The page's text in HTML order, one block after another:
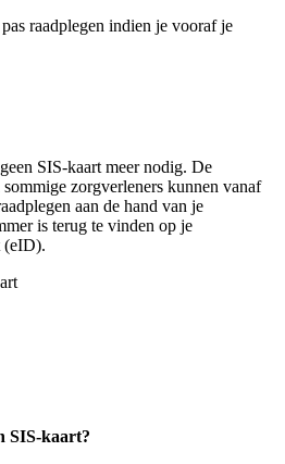
raadplegen indien je vooraf je
SIS-kaart meer nodig. De
zorgverleners kunnen vanaf
aan de hand van je
is terug te vinden op je
(eID).
SIS-kaart?